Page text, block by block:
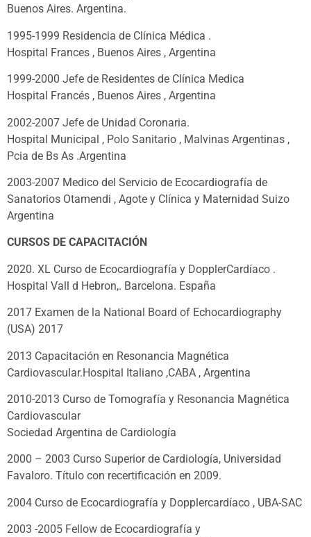
Buenos Aires. Argentina.
1995-1999 Residencia de Clínica Médica .
Hospital Frances , Buenos Aires , Argentina
1999-2000 Jefe de Residentes de Clínica Medica
Hospital Francés , Buenos Aires , Argentina
2002-2007 Jefe de Unidad Coronaria.
Hospital Municipal , Polo Sanitario , Malvinas Argentinas ,
Pcia de Bs As .Argentina
2003-2007 Medico del Servicio de Ecocardiografía de
Sanatorios Otamendi , Agote y Clínica y Maternidad Suizo
Argentina
CURSOS DE CAPACITACIÓN
2020. XL Curso de Ecocardiografía y DopplerCardíaco .
Hospital Vall d Hebron,. Barcelona. España
2017 Examen de la National Board of Echocardiography
(USA) 2017
2013 Capacitación en Resonancia Magnética
Cardiovascular.Hospital Italiano ,CABA , Argentina
2010-2013 Curso de Tomografía y Resonancia Magnética
Cardiovascular
Sociedad Argentina de Cardiología
2000 – 2003 Curso Superior de Cardiología, Universidad
Favaloro. Título con recertificación en 2009.
2004 Curso de Ecocardiografía y Dopplercardíaco , UBA-SAC
2003 -2005 Fellow de Ecocardiografía y